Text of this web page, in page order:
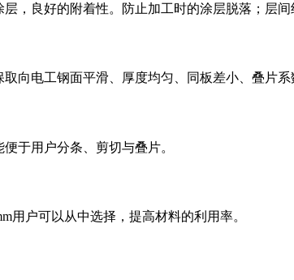
，良好的附着性。防止加工时的涂层脱落；层间
向电工钢面平滑、厚度均匀、同板差小、叠片系
于用户分条、剪切与叠片。
用户可以从中选择，提高材料的利用率。